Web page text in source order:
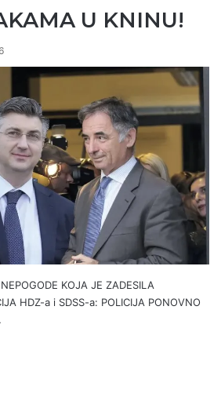
U KNINU!
KOJA JE ZADESILA
HDZ-a i SDSS-a: POLICIJA PONOVNO